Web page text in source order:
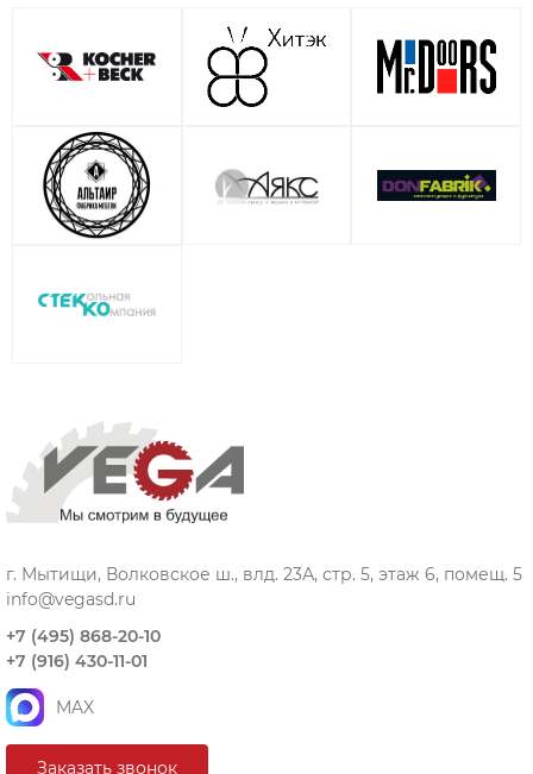
г. Мытищи, Волковское ш., влд. 23А, стр. 5, этаж 6, помещ. 5
info@vegasd.ru
+7 (495) 868-20-10
+7 (916) 430-11-01
MAX
Заказать звонок